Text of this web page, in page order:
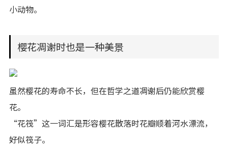
小动物。
樱花凋谢时也是一种美景
虽然樱花的寿命不长，但在哲学之道凋谢后仍能欣赏樱
花。
“花筏”这一词汇是形容樱花散落时花瓣顺着河水漂流，
好似筏子。